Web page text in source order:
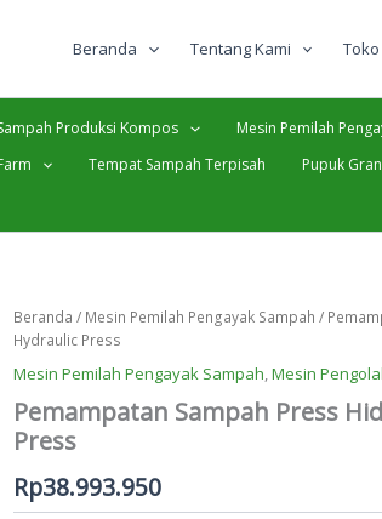
Beranda Tentang Kami Toko
Produksi Kompos
Mesin Pemilah
Tempat Sampah Terpisah
Pupuk
Beranda / Mesin Pemilah Pengayak Sampah /
Hydraulic Press
Mesin Pemilah Pengayak Sampah,Mesin
Pemampatan Sampah Press
Press
Rp38.993.950